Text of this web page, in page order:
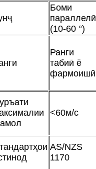
Боми
параллелӣ
(10-60 °)
Ранги
табиӣ ё
фармоишӣ
<60м/с
AS/NZS
1170